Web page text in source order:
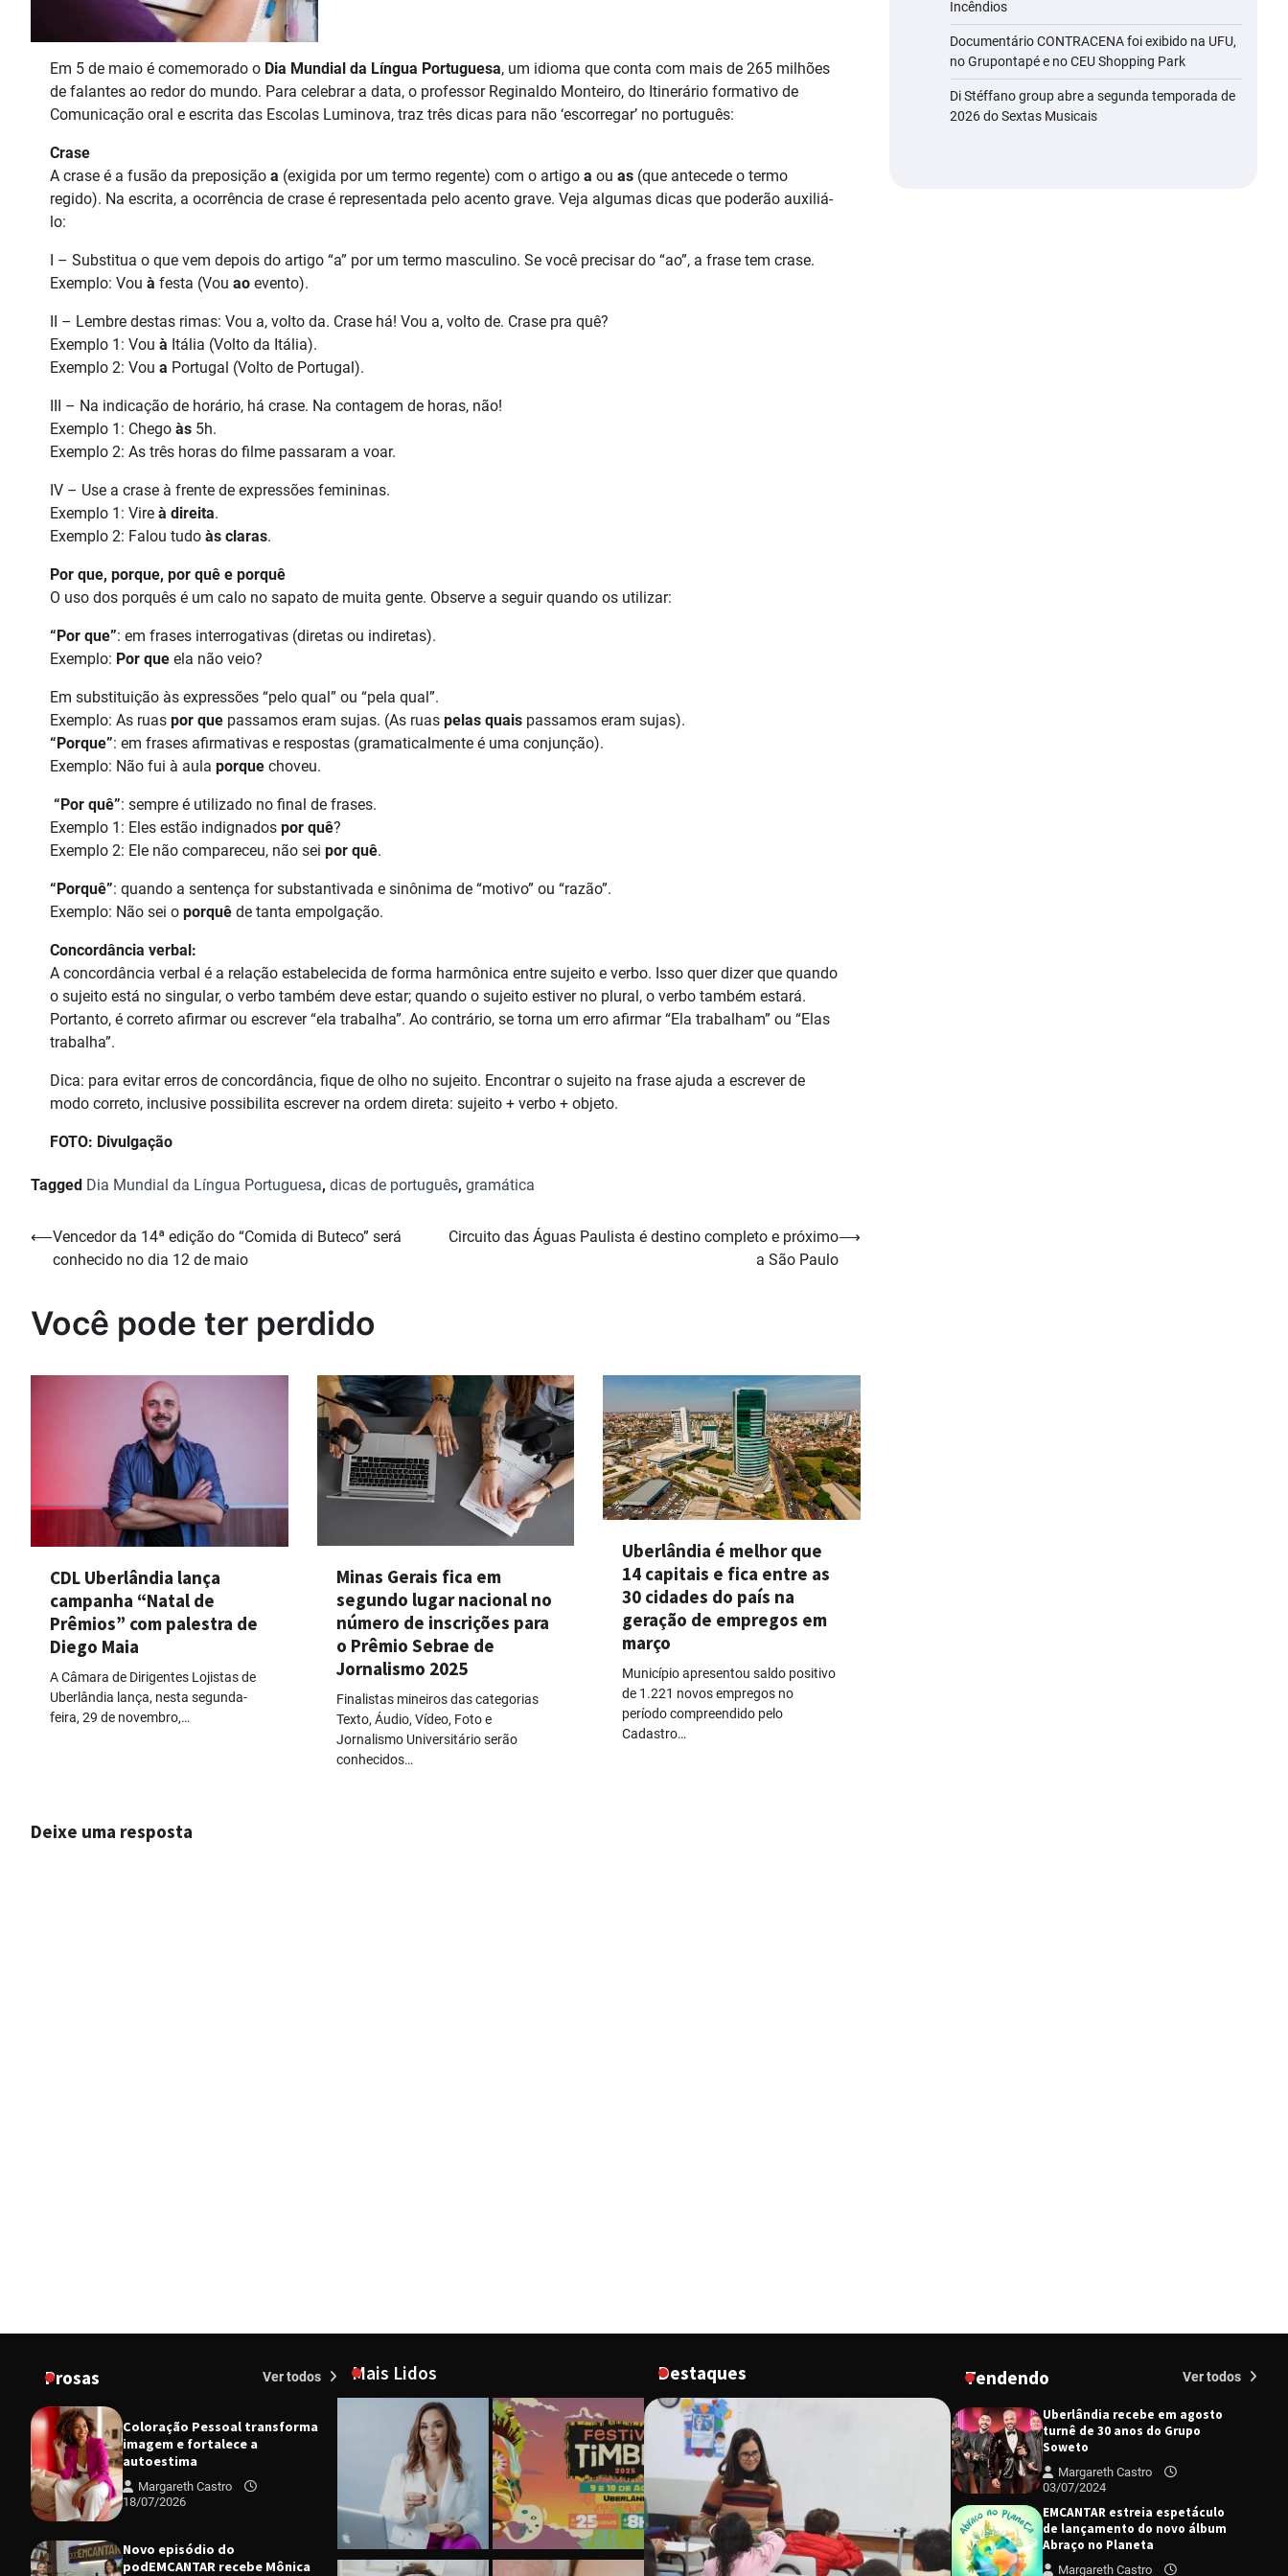
Em 5 de maio é comemorado o Dia Mundial da Língua Portuguesa, um idioma que conta com mais de 265 milhões
de falantes ao redor do mundo. Para celebrar a data, o professor Reginaldo Monteiro, do Itinerário formativo de
Comunicação oral e escrita das Escolas Luminova, traz três dicas para não ‘escorregar’ no português:
Crase
A crase é a fusão da preposição a (exigida por um termo regente) com o artigo a ou as (que antecede o termo
regido). Na escrita, a ocorrência de crase é representada pelo acento grave. Veja algumas dicas que poderão auxiliá-
lo:
I – Substitua o que vem depois do artigo “a” por um termo masculino. Se você precisar do “ao”, a frase tem crase.
Exemplo: Vou à festa (Vou ao evento).
II – Lembre destas rimas: Vou a, volto da. Crase há! Vou a, volto de. Crase pra quê?
Exemplo 1: Vou à Itália (Volto da Itália).
Exemplo 2: Vou a Portugal (Volto de Portugal).
III – Na indicação de horário, há crase. Na contagem de horas, não!
Exemplo 1: Chego às 5h.
Exemplo 2: As três horas do filme passaram a voar.
IV – Use a crase à frente de expressões femininas.
Exemplo 1: Vire à direita.
Exemplo 2: Falou tudo às claras.
Por que, porque, por quê e porquê
O uso dos porquês é um calo no sapato de muita gente. Observe a seguir quando os utilizar:
“Por que”: em frases interrogativas (diretas ou indiretas).
Exemplo: Por que ela não veio?
Em substituição às expressões “pelo qual” ou “pela qual”.
Exemplo: As ruas por que passamos eram sujas. (As ruas pelas quais passamos eram sujas).
“Porque”: em frases afirmativas e respostas (gramaticalmente é uma conjunção).
Exemplo: Não fui à aula porque choveu.
“Por quê”: sempre é utilizado no final de frases.
Exemplo 1: Eles estão indignados por quê?
Exemplo 2: Ele não compareceu, não sei por quê.
“Porquê”: quando a sentença for substantivada e sinônima de “motivo” ou “razão”.
Exemplo: Não sei o porquê de tanta empolgação.
Concordância verbal:
A concordância verbal é a relação estabelecida de forma harmônica entre sujeito e verbo. Isso quer dizer que quando
o sujeito está no singular, o verbo também deve estar; quando o sujeito estiver no plural, o verbo também estará.
Portanto, é correto afirmar ou escrever “ela trabalha”. Ao contrário, se torna um erro afirmar “Ela trabalham” ou “Elas
trabalha”.
Dica: para evitar erros de concordância, fique de olho no sujeito. Encontrar o sujeito na frase ajuda a escrever de
modo correto, inclusive possibilita escrever na ordem direta: sujeito + verbo + objeto.
FOTO: Divulgação
Tagged Dia Mundial da Língua Portuguesa, dicas de português, gramática
Navegação
⟵Vencedor da 14ª edição do “Comida di Buteco” será
conhecido no dia 12 de maio
Circuito das Águas Paulista é destino completo e próximo
a São Paulo
⟶
Você pode ter perdido
CDL Uberlândia lança
campanha “Natal de
Prêmios” com palestra de
Diego Maia
A Câmara de Dirigentes Lojistas de
Uberlândia lança, nesta segunda-
feira, 29 de novembro,…
Minas Gerais fica em
segundo lugar nacional no
número de inscrições para
o Prêmio Sebrae de
Jornalismo 2025
Finalistas mineiros das categorias
Texto, Áudio, Vídeo, Foto e
Jornalismo Universitário serão
conhecidos…
Uberlândia é melhor que
14 capitais e fica entre as
30 cidades do país na
geração de empregos em
março
Município apresentou saldo positivo
de 1.221 novos empregos no
período compreendido pelo
Cadastro…
Deixe uma resposta
Incêndios
Documentário CONTRACENA foi exibido na UFU,
no Grupontapé e no CEU Shopping Park
Di Stéffano group abre a segunda temporada de
2026 do Sextas Musicais
Prosas Ver todos
Coloração Pessoal transforma
imagem e fortalece a
autoestima
Margareth Castro
18/07/2026
Novo episódio do
podEMCANTAR recebe Mônica
Mais Lidos Destaques Tendendo Ver todos
curso gratuito de Tricologia e
Uberlândia recebe em agosto
turnê de 30 anos do Grupo
Soweto
Margareth Castro
03/07/2024
EMCANTAR estreia espetáculo
de lançamento do novo álbum
Abraço no Planeta
Margareth Castro